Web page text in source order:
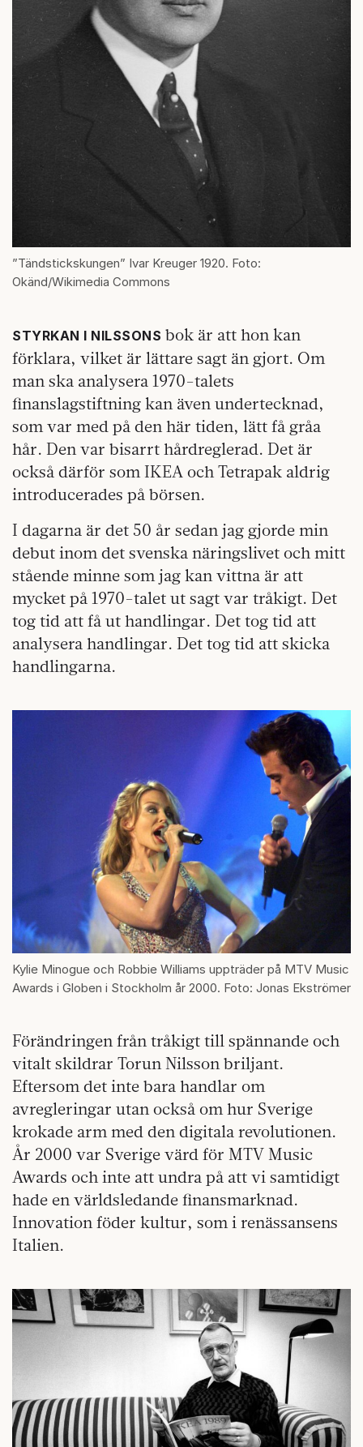
”Tändstickskungen” Ivar Kreuger 1920. Foto:
Okänd/Wikimedia Commons
STYRKAN I NILSSONS bok är att hon kan
förklara, vilket är lättare sagt än gjort. Om
man ska analysera 1970-talets
finanslagstiftning kan även undertecknad,
som var med på den här tiden, lätt få gråa
hår. Den var bisarrt hårdreglerad. Det är
också därför som IKEA och Tetrapak aldrig
introducerades på börsen.
I dagarna är det 50 år sedan jag gjorde min
debut inom det svenska näringslivet och mitt
stående minne som jag kan vittna är att
mycket på 1970-talet ut sagt var tråkigt. Det
tog tid att få ut handlingar. Det tog tid att
analysera handlingar. Det tog tid att skicka
handlingarna.
Kylie Minogue och Robbie Williams uppträder på MTV Music
Awards i Globen i Stockholm år 2000. Foto: Jonas Ekströmer
Förändringen från tråkigt till spännande och
vitalt skildrar Torun Nilsson briljant.
Eftersom det inte bara handlar om
avregleringar utan också om hur Sverige
krokade arm med den digitala revolutionen.
År 2000 var Sverige värd för MTV Music
Awards och inte att undra på att vi samtidigt
hade en världsledande finansmarknad.
Innovation föder kultur, som i renässansens
Italien.